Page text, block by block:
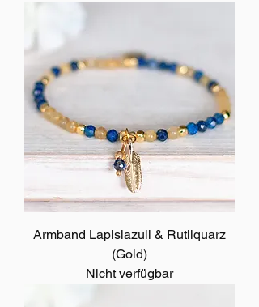
Armband Lapislazuli & Rutilquarz
(Gold)
Nicht verfügbar